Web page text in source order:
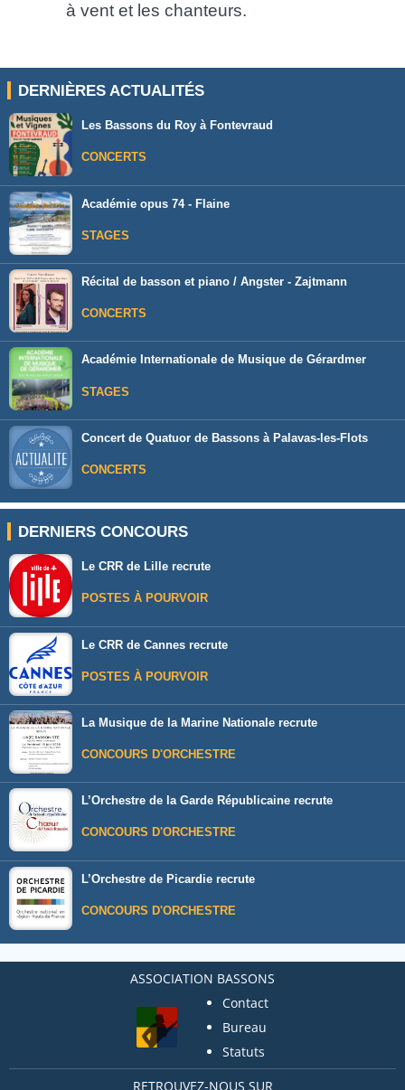
à vent et les chanteurs.
DERNIÈRES ACTUALITÉS
Les Bassons du Roy à Fontevraud
CONCERTS
Académie opus 74 - Flaine
STAGES
Récital de basson et piano / Angster - Zajtmann
CONCERTS
Académie Internationale de Musique de Gérardmer
STAGES
Concert de Quatuor de Bassons à Palavas-les-Flots
CONCERTS
DERNIERS CONCOURS
Le CRR de Lille recrute
POSTES À POURVOIR
Le CRR de Cannes recrute
POSTES À POURVOIR
La Musique de la Marine Nationale recrute
CONCOURS D'ORCHESTRE
L’Orchestre de la Garde Républicaine recrute
CONCOURS D'ORCHESTRE
L’Orchestre de Picardie recrute
CONCOURS D'ORCHESTRE
ASSOCIATION BASSONS
Contact
Bureau
Statuts
RETROUVEZ-NOUS SUR